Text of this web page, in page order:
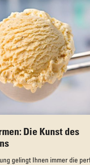
Die Kunst des
gelingt Ihnen immer die